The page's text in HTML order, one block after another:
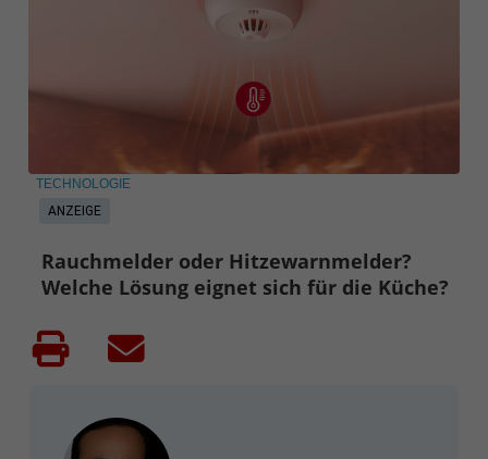
ANZEIGE
TECHNOLOGIE
Rauchmelder oder Hitzewarnmelder?
Welche Lösung eignet sich für die Küche?